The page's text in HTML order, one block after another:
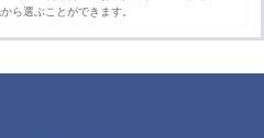
ら選ぶことができます。